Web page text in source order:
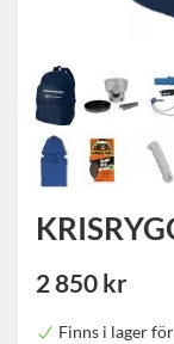
2 850 kr
Finns i lager